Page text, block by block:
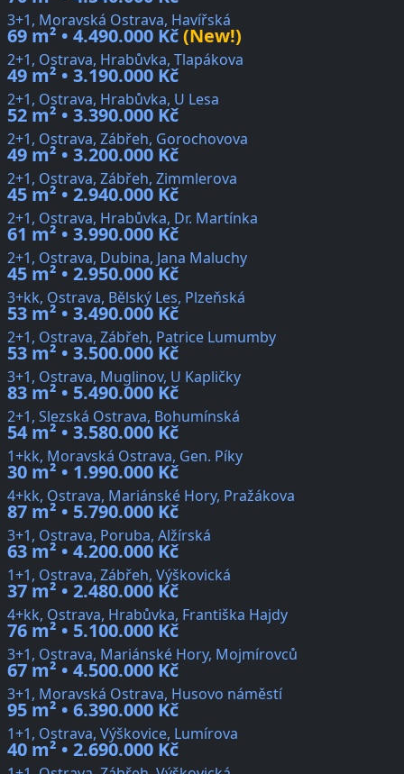
3+1, Moravská Ostrava, Havířská
69 m² • 4.490.000 Kč(New!)
2+1, Ostrava, Hrabůvka, Tlapákova
49 m² • 3.190.000 Kč
2+1, Ostrava, Hrabůvka, U Lesa
52 m² • 3.390.000 Kč
2+1, Ostrava, Zábřeh, Gorochovova
49 m² • 3.200.000 Kč
2+1, Ostrava, Zábřeh, Zimmlerova
45 m² • 2.940.000 Kč
2+1, Ostrava, Hrabůvka, Dr. Martínka
61 m² • 3.990.000 Kč
2+1, Ostrava, Dubina, Jana Maluchy
45 m² • 2.950.000 Kč
3+kk, Ostrava, Bělský Les, Plzeňská
53 m² • 3.490.000 Kč
2+1, Ostrava, Zábřeh, Patrice Lumumby
53 m² • 3.500.000 Kč
3+1, Ostrava, Muglinov, U Kapličky
83 m² • 5.490.000 Kč
2+1, Slezská Ostrava, Bohumínská
54 m² • 3.580.000 Kč
1+kk, Moravská Ostrava, Gen. Píky
30 m² • 1.990.000 Kč
4+kk, Ostrava, Mariánské Hory, Pražákova
87 m² • 5.790.000 Kč
3+1, Ostrava, Poruba, Alžírská
63 m² • 4.200.000 Kč
1+1, Ostrava, Zábřeh, Výškovická
37 m² • 2.480.000 Kč
4+kk, Ostrava, Hrabůvka, Františka Hajdy
76 m² • 5.100.000 Kč
3+1, Ostrava, Mariánské Hory, Mojmírovců
67 m² • 4.500.000 Kč
3+1, Moravská Ostrava, Husovo náměstí
95 m² • 6.390.000 Kč
1+1, Ostrava, Výškovice, Lumírova
40 m² • 2.690.000 Kč